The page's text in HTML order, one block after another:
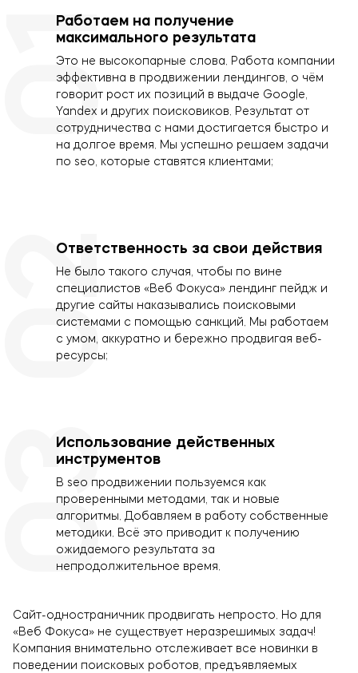
Работаем на получение
максимального результата
Это не высокопарные слова. Работа компании
эффективна в продвижении лендингов, о чём
говорит рост их позиций в выдаче Google,
Yandex и других поисковиков. Результат от
сотрудничества с нами достигается быстро и
на долгое время. Мы успешно решаем задачи
по seo, которые ставятся клиентами;
01
Ответственность за свои действия
Не было такого случая, чтобы по вине
специалистов «Веб Фокуса» лендинг пейдж и
другие сайты наказывались поисковыми
системами с помощью санкций. Мы работаем
с умом, аккуратно и бережно продвигая веб-
ресурсы;
02
Использование действенных
инструментов
В seo продвижении пользуемся как
проверенными методами, так и новые
алгоритмы. Добавляем в работу собственные
методики. Всё это приводит к получению
ожидаемого результата за
непродолжительное время.
03
Сайт-одностраничник продвигать непросто. Но для
«Веб Фокуса» не существует неразрешимых задач!
Компания внимательно отслеживает все новинки в
поведении поисковых роботов, предъявляемых